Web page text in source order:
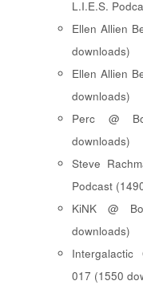
L.I.E.S.
Ellen Allien
downloads)
Ellen Allien
downloads)
Perc @
downloads)
Steve
Podcast
KiNK @
downloads)
017 (1550